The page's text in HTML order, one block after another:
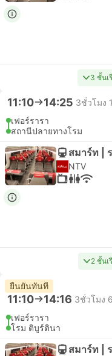
3 ชั้นเ
11:10 14:25 3ชั่วโมง
เฟอร์รารา
สถานีปลายทางโรม
สมาร์ท |
NTV
2 ชั้นเ
ยืนยันทันที
11:10 14:16 3ชั่วโมง
เฟอร์รารา
โรม ติบูร์ตินา
สมาร์ท |